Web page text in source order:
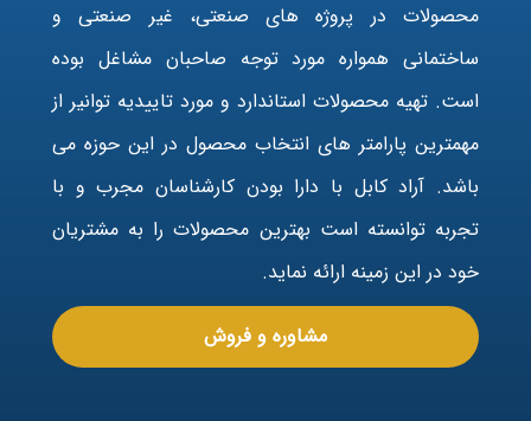
محصولات در پروژه های صنعتی، غیر صنعتی و
ساختمانی همواره مورد توجه صاحبان مشاغل بوده
است. تهیه محصولات استاندارد و مورد تاییدیه توانیر از
مهمترین پارامتر های انتخاب محصول در این حوزه می
باشد. آراد کابل با دارا بودن کارشناسان مجرب و با
تجربه توانسته است بهترین محصولات را به مشتریان
خود در این زمینه ارائه نماید.
مشاوره و فروش